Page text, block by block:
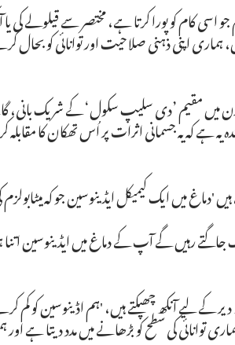
جو اسی کام کو پورا کرتا ہے، مختصر سے قیلولے
اپنی ذہنی صلاحیت اور توانائی کو
لندن میں مقیم ’دی سلیپ سکول‘ کے شریک
یہ ہے کہ یہ جسمانی اثرات پر اُس تھکان
میں ایک کیمیکل ایڈینوسین جو کہ
جاگتے رہیں گے آپ کے دماغ میں ایڈینوسین
کے لیے آنکھ چھپکتے ہیں، 'ہم اڈینوسین کو
توانائی کی سطح کو بڑھانے میں مدد دیتا ہے